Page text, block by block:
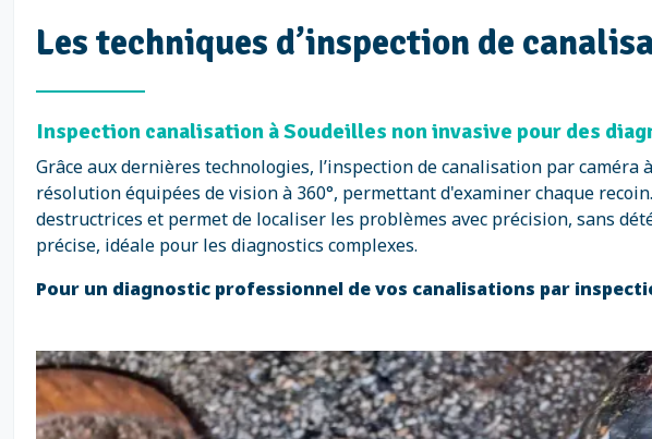
Les techniques d’inspection de
Inspection canalisation à Soudeilles non invasive pour des
Grâce aux dernières technologies, l’inspection de canalisation par
résolution équipées de vision à 360°, permettant d'examiner chaque
destructrices et permet de localiser les problèmes avec précision, sans
précise, idéale pour les diagnostics complexes.
Pour un diagnostic professionnel de vos canalisations par